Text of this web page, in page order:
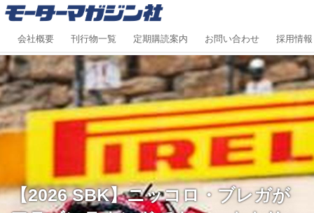
会社概要 刊行物一覧 定期購読案内 お問い合わせ 採用情報
【2026 SBK】ニッコロ・ブレガが